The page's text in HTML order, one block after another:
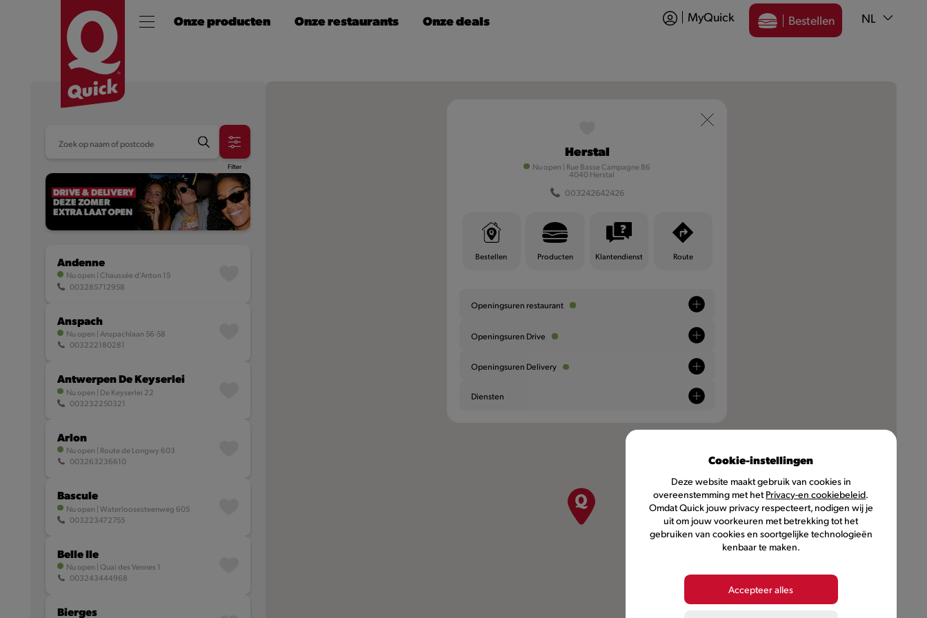
Onze producten Onze restaurants Onze deals MyQuick Bestellen NL
Filter
Andenne
Nu open |Chaussée d'Anton 15
003285712958
Anspach
Nu open | Anspachlaan 56-58
003222180281
Antwerpen De Keyserlei
Nu open | De Keyserlei 22
003232250321
Arlon
Nu open | Route de Longwy 603
003263236610
Bascule
Nu open |Waterloosesteenweg 605
003223472755
Belle Ile
Nu open |Quai des Vennes 1
003243444968
Bierges
Herstal
Nu open | Rue Basse Campagne 86
4040 Herstal
003242642426
Bestellen Producten Klantendienst Route
Openingsuren restaurant
Openingsuren Drive
Openingsuren Delivery
Diensten
Cookie-instellingen
Deze website maakt gebruik van cookies in
overeenstemming met het Privacy-en cookiebeleid.
Omdat Quick jouw privacy respecteert, nodigen wij je
uit om jouw voorkeuren met betrekking tot het
gebruiken van cookies en soortgelijke technologieën
kenbaar te maken.
Accepteer alles